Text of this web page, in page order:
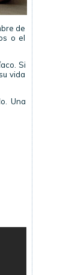
de
o el
Si
vida
Una